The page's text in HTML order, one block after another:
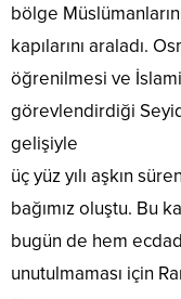
bölge
kapılarını araladı.
öğrenilmesi ve
görevlendirdiği
gelişiyle
üç yüz yılı aşkın
bağımız oluştu. Bu
bugün de hem
unutulmaması için